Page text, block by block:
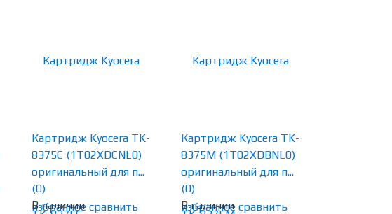
избранное сравнить
Картридж Kyocera TK-
8375C (1T02XDCNL0)
оригинальный для п...
(0)
В наличии
избранное сравнить
Картридж Kyocera TK-
8375M (1T02XDBNL0)
оригинальный для п...
(0)
В наличии